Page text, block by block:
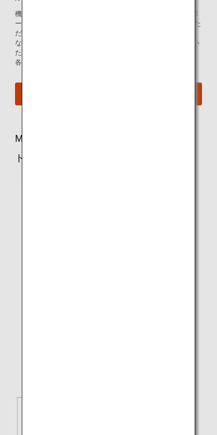
機内誌「翼の王国」、各種雑誌（ビジネス誌、グルメ、スポ
ーツなど）に加え、2021年7月1日からは新聞もお楽しみいた
だけます。
なお機内誌はANAアプリに加え、WEBブラウザからもご覧い
ただけます。
各サービスの対象者などの詳細は以下をご確認ください。
MY SKY CHANNELでエンターテインメン
トをもっと楽しむ